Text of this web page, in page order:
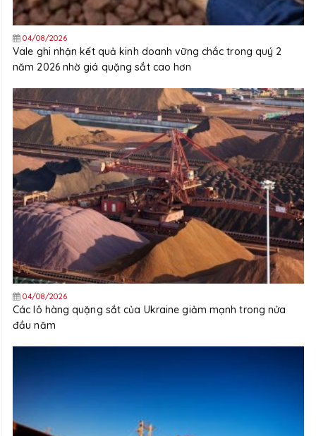
04/08/2026
Vale ghi nhận kết quả kinh doanh vững chắc trong quý 2
năm 2026 nhờ giá quặng sắt cao hơn
04/08/2026
Các lô hàng quặng sắt của Ukraine giảm mạnh trong nửa
đầu năm